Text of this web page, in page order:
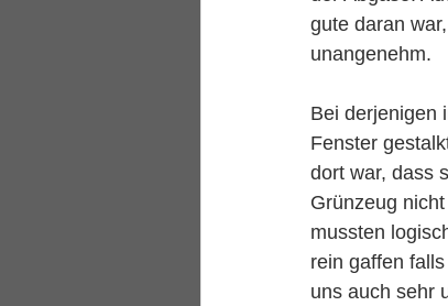
gute daran
unangenehm.
Bei derjenigen
Fenster
dort war, dass
Grünzeug
mussten
rein gaffen
uns auch sehr